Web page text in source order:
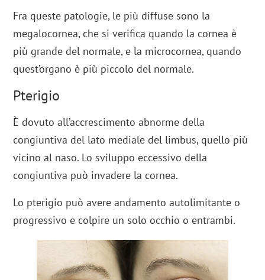
Fra queste patologie, le più diffuse sono la
megalocornea, che si verifica quando la cornea è
più grande del normale, e la microcornea, quando
quest’organo è più piccolo del normale.
Pterigio
È dovuto all’accrescimento abnorme della
congiuntiva del lato mediale del limbus, quello più
vicino al naso. Lo sviluppo eccessivo della
congiuntiva può invadere la cornea.
Lo pterigio può avere andamento autolimitante o
progressivo e colpire un solo occhio o entrambi.